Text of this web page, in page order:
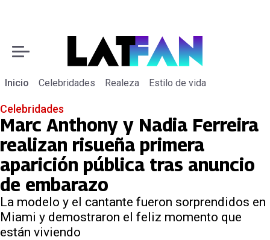
Inicio Celebridades Realeza Estilo de vida
Celebridades
Marc Anthony y Nadia Ferreira
realizan risueña primera
aparición pública tras anuncio
de embarazo
La modelo y el cantante fueron sorprendidos en
Miami y demostraron el feliz momento que
están viviendo